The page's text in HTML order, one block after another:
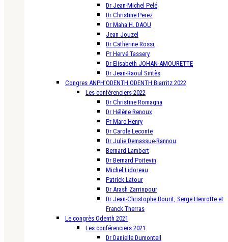
Dr Jean-Michel Pelé
Dr Christine Perez
Dr Maha H. DAOU
Jean Jouzel
Dr Catherine Rossi,
Pr Hervé Tassery
Dr Elisabeth JOHAN-AMOURETTE
Dr Jean-Raoul Sintès
Congres ANPH’ODENTH ODENTH Biarritz 2022
Les conférenciers 2022
Dr Christine Romagna
Dr Hélène Renoux
Pr Marc Henry
Dr Carole Leconte
Dr Julie Demassue-Rannou
Bernard Lambert
Dr Bernard Poitevin
Michel Lidoreau
Patrick Latour
Dr Arash Zarrinpour
Dr Jean-Christophe Bourit, Serge Henrotte et
Franck Therras
Le congrès Odenth 2021
Les conférenciers 2021
Dr Danielle Dumonteil